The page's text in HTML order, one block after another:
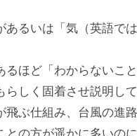
るいは「気（英語で
ほど「わからないこ
しく固着させ説明し
ぶ仕組み、台風の進路